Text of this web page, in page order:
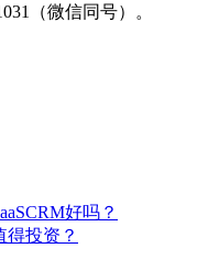
（微信同号）。
好吗？
得投资？